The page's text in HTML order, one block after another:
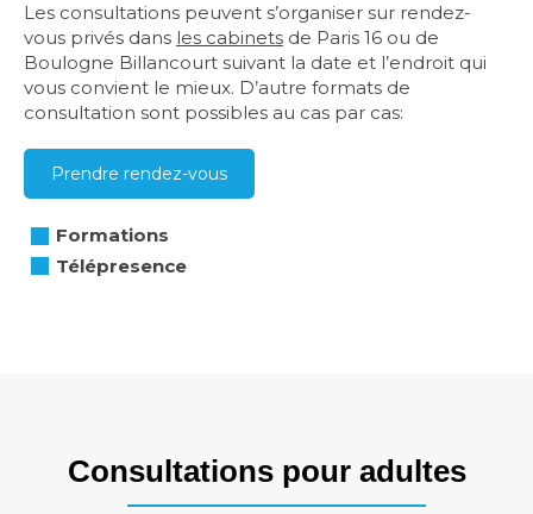
Les consultations peuvent s’organiser sur rendez-
vous privés dans les cabinets de Paris 16 ou de
Boulogne Billancourt suivant la date et l’endroit qui
vous convient le mieux. D’autre formats de
consultation sont possibles au cas par cas:
Prendre rendez-vous
Formations
Télépresence
Consultations pour adultes